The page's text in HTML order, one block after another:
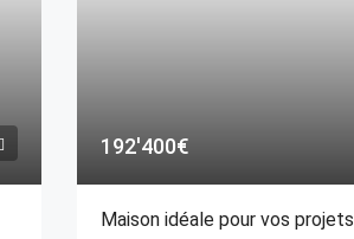
192'400€
Maison idéale pour vos projets